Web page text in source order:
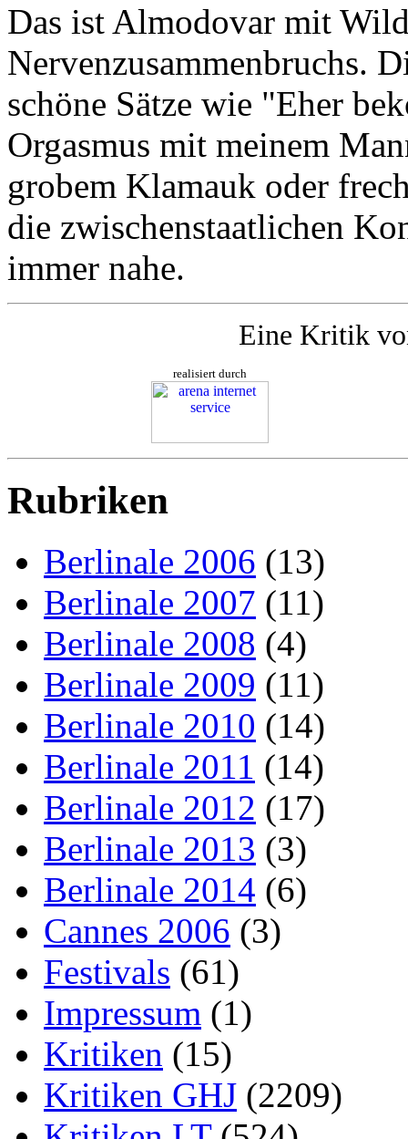
Das ist Almodovar mit
Nervenzusammenbruchs.
schöne Sätze wie "Eher
Orgasmus mit meinem
grobem Klamauk oder
die zwischenstaatlichen
immer nahe.
Eine Kritik
realisiert durch
Rubriken
Berlinale 2006 (13)
Berlinale 2007 (11)
Berlinale 2008 (4)
Berlinale 2009 (11)
Berlinale 2010 (14)
Berlinale 2011 (14)
Berlinale 2012 (17)
Berlinale 2013 (3)
Berlinale 2014 (6)
Cannes 2006 (3)
Festivals (61)
Impressum (1)
Kritiken (15)
Kritiken GHJ (2209)